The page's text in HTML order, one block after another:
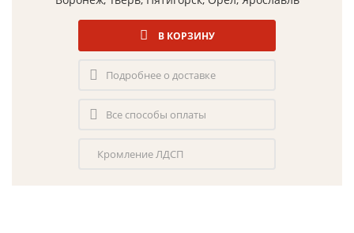
В КОРЗИНУ
Подробнее о доставке
Все способы оплаты
Кромление ЛДСП